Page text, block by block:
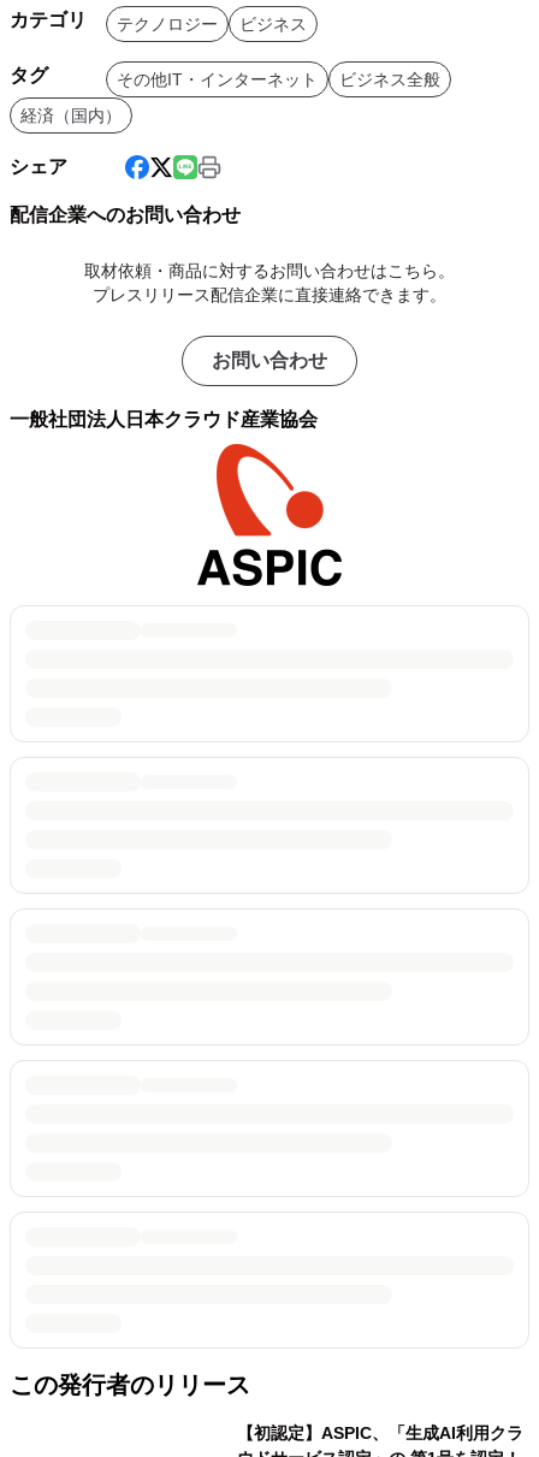
カテゴリ テクノロジー ビジネス
タグ その他IT・インターネット
ビジネス全般
経済（国内）
シェア
配信企業へのお問い合わせ
取材依頼・商品に対するお問い合わせはこちら。
プレスリリース配信企業に直接連絡できます。
お問い合わせ
一般社団法人日本クラウド産業協会
この発行者のリリース
【初認定】ASPIC、「生成AI利用クラ